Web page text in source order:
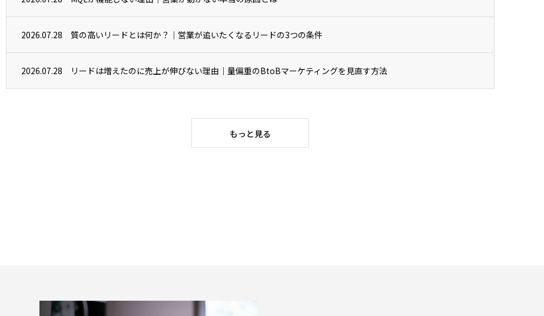
2026.07.28 質の高いリードとは何か？｜営業が追いたくなるリードの3つの条件
2026.07.28 リードは増えたのに売上が伸びない理由｜量偏重のBtoBマーケティングを見直す方法
もっと見る